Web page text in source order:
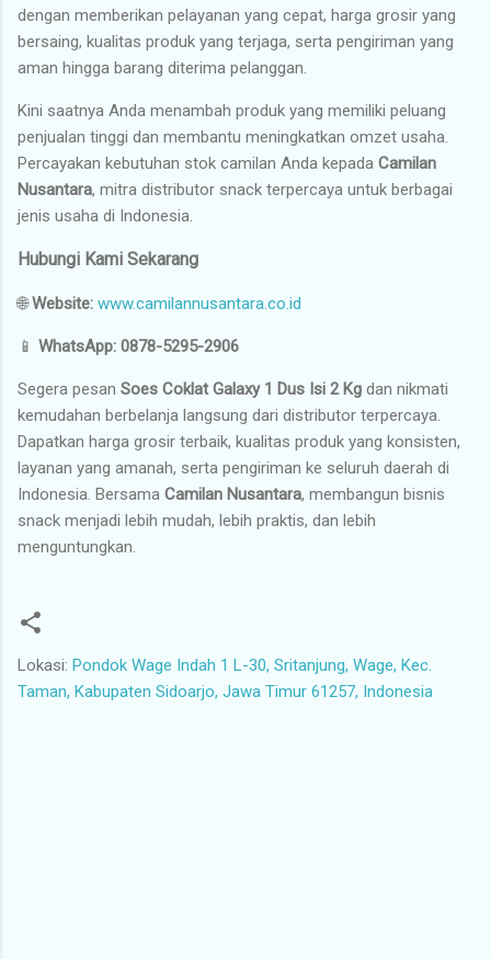
dengan memberikan pelayanan yang cepat, harga grosir yang
bersaing, kualitas produk yang terjaga, serta pengiriman yang
aman hingga barang diterima pelanggan.
Kini saatnya Anda menambah produk yang memiliki peluang
penjualan tinggi dan membantu meningkatkan omzet usaha.
Percayakan kebutuhan stok camilan Anda kepada Camilan
Nusantara, mitra distributor snack terpercaya untuk berbagai
jenis usaha di Indonesia.
Hubungi Kami Sekarang
🌐Website: www.camilannusantara.co.id
📱 WhatsApp: 0878-5295-2906
Segera pesan Soes Coklat Galaxy 1 Dus Isi 2 Kg dan nikmati
kemudahan berbelanja langsung dari distributor terpercaya.
Dapatkan harga grosir terbaik, kualitas produk yang konsisten,
layanan yang amanah, serta pengiriman ke seluruh daerah di
Indonesia. Bersama Camilan Nusantara, membangun bisnis
snack menjadi lebih mudah, lebih praktis, dan lebih
menguntungkan.
Lokasi: Pondok Wage Indah 1 L-30, Sritanjung, Wage, Kec.
Taman, Kabupaten Sidoarjo, Jawa Timur 61257, Indonesia